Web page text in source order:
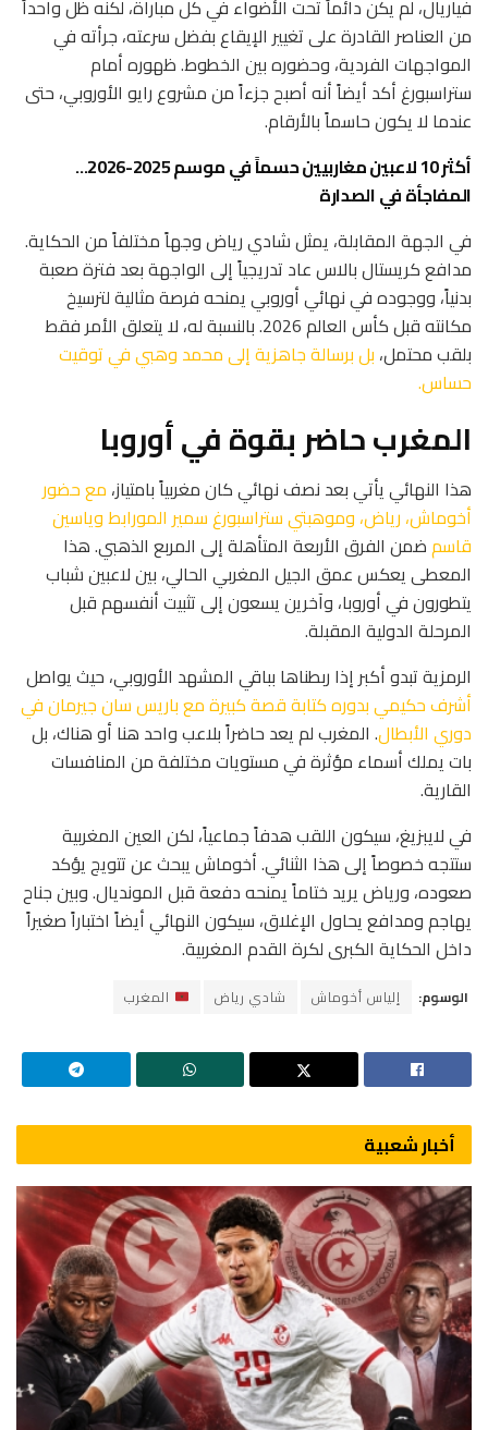
فياريال، لم يكن دائماً تحت الأضواء في كل مباراة، لكنه ظل واحداً
من العناصر القادرة على تغيير الإيقاع بفضل سرعته، جرأته في
المواجهات الفردية، وحضوره بين الخطوط. ظهوره أمام
ستراسبورغ أكد أيضاً أنه أصبح جزءاً من مشروع رايو الأوروبي، حتى
عندما لا يكون حاسماً بالأرقام.
أكثر 10 لاعبين مغاربيين حسماً في موسم 2025-2026…
المفاجأة في الصدارة
في الجهة المقابلة، يمثل شادي رياض وجهاً مختلفاً من الحكاية.
مدافع كريستال بالاس عاد تدريجياً إلى الواجهة بعد فترة صعبة
بدنياً، ووجوده في نهائي أوروبي يمنحه فرصة مثالية لترسيخ
مكانته قبل كأس العالم 2026. بالنسبة له، لا يتعلق الأمر فقط
بلقب محتمل، بل برسالة جاهزية إلى محمد وهبي في توقيت
حساس.
المغرب حاضر بقوة في أوروبا
هذا النهائي يأتي بعد نصف نهائي كان مغربياً بامتياز، مع حضور
أخوماش، رياض، وموهبتي ستراسبورغ سمير المورابط وياسين
قاسمضمن الفرق الأربعة المتأهلة إلى المربع الذهبي. هذا
المعطى يعكس عمق الجيل المغربي الحالي، بين لاعبين شباب
يتطورون في أوروبا، وآخرين يسعون إلى تثبيت أنفسهم قبل
المرحلة الدولية المقبلة.
الرمزية تبدو أكبر إذا ربطناها بباقي المشهد الأوروبي، حيث يواصل
أشرف حكيمي بدوره كتابة قصة كبيرة مع باريس سان جيرمان في
دوري الأبطال. المغرب لم يعد حاضراً بلاعب واحد هنا أو هناك، بل
بات يملك أسماء مؤثرة في مستويات مختلفة من المنافسات
القارية.
في لايبزيغ، سيكون اللقب هدفاً جماعياً، لكن العين المغربية
ستتجه خصوصاً إلى هذا الثنائي. أخوماش يبحث عن تتويج يؤكد
صعوده، ورياض يريد ختاماً يمنحه دفعة قبل المونديال. وبين جناح
يهاجم ومدافع يحاول الإغلاق، سيكون النهائي أيضاً اختباراً صغيراً
داخل الحكاية الكبرى لكرة القدم المغربية.
الوسوم: إلياس أخوماش شادي رياض المغرب
أخبار شعبية